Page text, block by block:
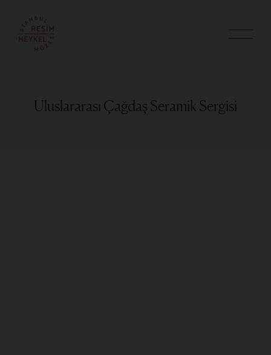
Uluslararası Çağdaş Seramik Sergisi